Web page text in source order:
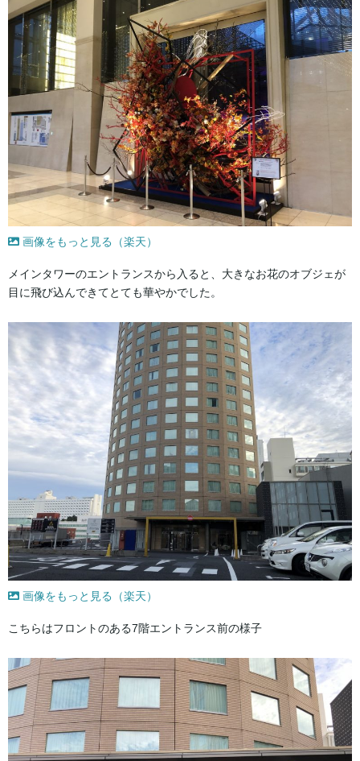
画像をもっと見る（楽天）
メインタワーのエントランスから入ると、大きなお花のオブジェが
目に飛び込んできてとても華やかでした。
画像をもっと見る（楽天）
こちらはフロントのある7階エントランス前の様子